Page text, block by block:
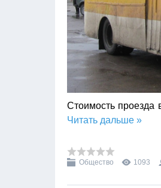
Стоимость проезда
Читать дальше »
Общество 1093